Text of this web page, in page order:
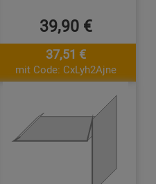
39,90 €
37,51 €
mit Code: CxLyh2Ajne